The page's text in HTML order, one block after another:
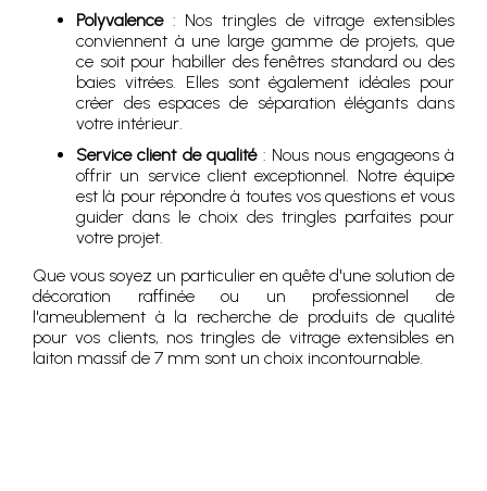
Polyvalence: Nos tringles de vitrage extensibles
conviennent à une large gamme de projets, que
ce soit pour habiller des fenêtres standard ou des
baies vitrées. Elles sont également idéales pour
créer des espaces de séparation élégants dans
votre intérieur.
Service client de qualité: Nous nous engageons à
offrir un service client exceptionnel. Notre équipe
est là pour répondre à toutes vos questions et vous
guider dans le choix des tringles parfaites pour
votre projet.
Que vous soyez un particulier en quête d'une solution de
décoration raffinée ou un professionnel de
l'ameublement à la recherche de produits de qualité
pour vos clients, nos tringles de vitrage extensibles en
laiton massif de 7 mm sont un choix incontournable.